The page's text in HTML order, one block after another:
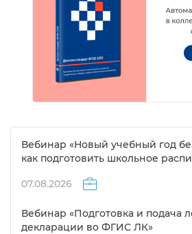
ебинар «Новый учебный год
как подготовить школьное
07.08.2026
ебинар «Подготовка и подача
декларации во ФГИС ЛК»